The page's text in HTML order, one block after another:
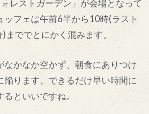
レストガーデン」が会場となって
ッフェは午前6半から10時(ラスト
ででとにかく混みます。
なかなか空かず、朝食にありつけ
陥ります。できるだけ早い時間に
といいですね。